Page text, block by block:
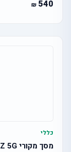
540
כללי
מסך מקורי Oppo RENO 7 Z 5G